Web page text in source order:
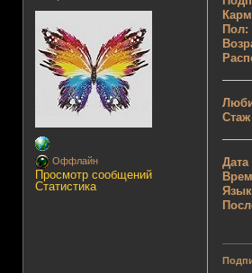
Оффлайн
Просмотр сообщений
Статистика
Пол:
Стаж
Дата